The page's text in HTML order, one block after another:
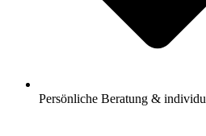
Persönliche Beratung &